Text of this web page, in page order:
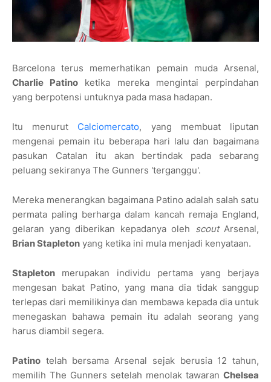
Barcelona terus memerhatikan pemain muda Arsenal,
Charlie Patino ketika mereka mengintai perpindahan
yang berpotensi untuknya pada masa hadapan.
Itu menurut Calciomercato, yang membuat liputan
mengenai pemain itu beberapa hari lalu dan bagaimana
pasukan Catalan itu akan bertindak pada sebarang
peluang sekiranya The Gunners 'terganggu'.
Mereka menerangkan bagaimana Patino adalah salah satu
permata paling berharga dalam kancah remaja England,
gelaran yang diberikan kepadanya oleh scoutArsenal,
Brian Stapleton yang ketika ini mula menjadi kenyataan.
Stapleton merupakan individu pertama yang
berjaya
mengesan bakat Patino, yang mana dia tidak sanggup
terlepas dari memilikinya dan membawa kepada dia untuk
menegaskan bahawa pemain itu adalah seorang yang
harus diambil segera.
Patino telah bersama Arsenal sejak berusia 12 tahun,
memilih The Gunners setelah menolak tawaran Chelsea